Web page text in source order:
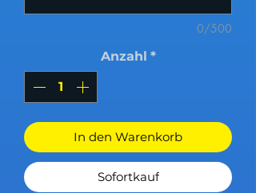
0/500
Anzahl *
In den Warenkorb
Sofortkauf